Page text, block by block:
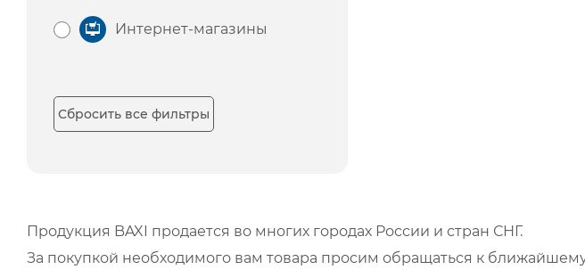
Интернет-магазины
Сбросить все фильтры
Продукция BAXI продается во многих городах России и стран СНГ.
За покупкой необходимого вам товара просим обращаться к